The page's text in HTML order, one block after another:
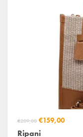
€209,00 €159,00
Ripani